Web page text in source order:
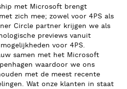
met Microsoft brengt
zich mee; zowel voor 4PS als
Circle partner krijgen we als
previews vanuit
voor 4PS.
samen met het Microsoft
waardoor we ons
met de meest recente
Wat onze klanten in staat